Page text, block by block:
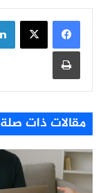
طباعة
مقالات ذات صلة